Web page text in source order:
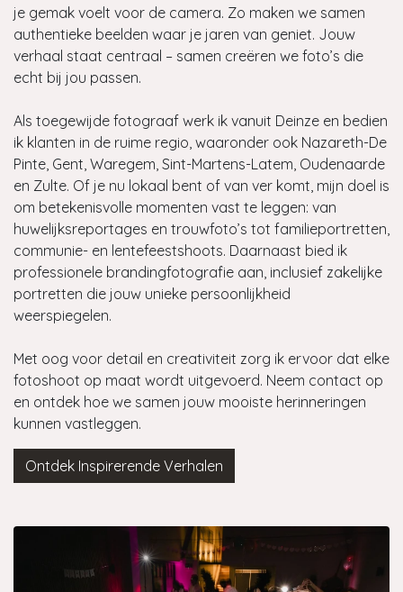
je gemak voelt voor de camera. Zo maken we samen
authentieke beelden waar je jaren van geniet. Jouw
verhaal staat centraal – samen creëren we foto’s die
echt bij jou passen.
Als toegewijde fotograaf werk ik vanuit Deinze en bedien
ik klanten in de ruime regio, waaronder ook Nazareth-De
Pinte, Gent, Waregem, Sint-Martens-Latem, Oudenaarde
en Zulte. Of je nu lokaal bent of van ver komt, mijn doel is
om betekenisvolle momenten vast te leggen: van
huwelijksreportages en trouwfoto’s tot familieportretten,
communie- en lentefeestshoots. Daarnaast bied ik
professionele brandingfotografie aan, inclusief zakelijke
portretten die jouw unieke persoonlijkheid
weerspiegelen.
Met oog voor detail en creativiteit zorg ik ervoor dat elke
fotoshoot op maat wordt uitgevoerd. Neem contact op
en ontdek hoe we samen jouw mooiste herinneringen
kunnen vastleggen.
Ontdek Inspirerende Verhalen